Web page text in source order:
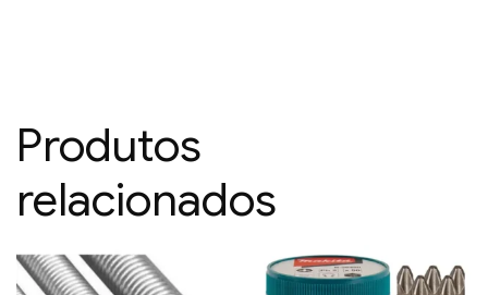
Produtos
relacionados